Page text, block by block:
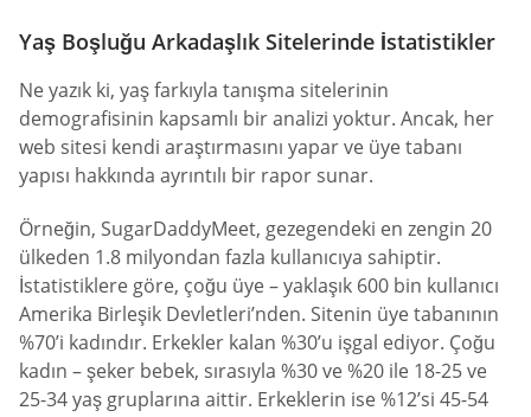
Yaş Boşluğu Arkadaşlık Sitelerinde İstatistikler
Ne yazık ki, yaş farkıyla tanışma sitelerinin
demografisinin kapsamlı bir analizi yoktur. Ancak, her
web sitesi kendi araştırmasını yapar ve üye tabanı
yapısı hakkında ayrıntılı bir rapor sunar.
Örneğin, SugarDaddyMeet, gezegendeki en zengin 20
ülkeden 1.8 milyondan fazla kullanıcıya sahiptir.
İstatistiklere göre, çoğu üye – yaklaşık 600 bin kullanıcı
Amerika Birleşik Devletleri’nden. Sitenin üye tabanının
%70’i kadındır. Erkekler kalan %30’u işgal ediyor. Çoğu
kadın – şeker bebek, sırasıyla %30 ve %20 ile 18-25 ve
25-34 yaş gruplarına aittir. Erkeklerin ise %12’si 45-54